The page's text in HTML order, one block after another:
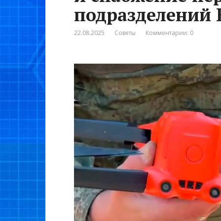
подразделений
22.08.2025 Советы Комментарии: 0